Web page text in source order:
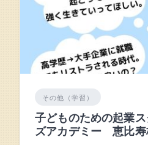
その他（学習）
子どものための起業
ズアカデミー 恵比